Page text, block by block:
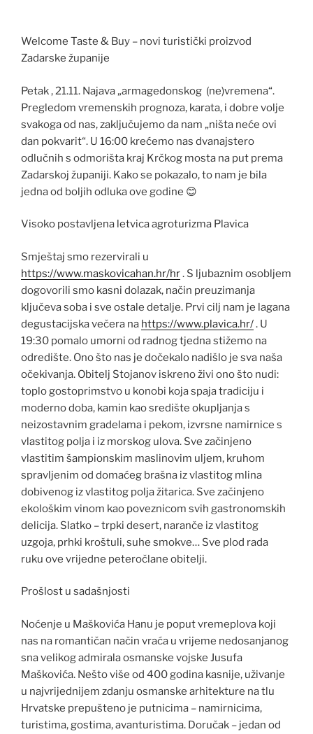
Welcome Taste & Buy – novi turistički proizvod
Zadarske županije
Petak , 21.11. Najava „armagedonskog (ne)vremena“.
Pregledom vremenskih prognoza, karata, i dobre volje
svakoga od nas, zaključujemo da nam „ništa neće ovi
dan pokvarit“. U 16:00 krećemo nas dvanajstero
odlučnih s odmorišta kraj Krčkog mosta na put prema
Zadarskoj županiji. Kako se pokazalo, to nam je bila
jedna od boljih odluka ove godine 😊
Visoko postavljena letvica agroturizma Plavica
Smještaj smo rezervirali u
https://www.maskovicahan.hr/hr. S ljubaznim osobljem
dogovorili smo kasni dolazak, način preuzimanja
ključeva soba i sve ostale detalje. Prvi cilj nam je lagana
degustacijska večera na https://www.plavica.hr/. U
19:30 pomalo umorni od radnog tjedna stižemo na
odredište. Ono što nas je dočekalo nadišlo je sva naša
očekivanja. Obitelj Stojanov iskreno živi ono što nudi:
toplo gostoprimstvo u konobi koja spaja tradiciju i
moderno doba, kamin kao središte okupljanja s
neizostavnim gradelama i pekom, izvrsne namirnice s
vlastitog polja i iz morskog ulova. Sve začinjeno
vlastitim šampionskim maslinovim uljem, kruhom
spravljenim od domaćeg brašna iz vlastitog mlina
dobivenog iz vlastitog polja žitarica. Sve začinjeno
ekološkim vinom kao poveznicom svih gastronomskih
delicija. Slatko – trpki desert, naranče iz vlastitog
uzgoja, prhki kroštuli, suhe smokve… Sve plod rada
ruku ove vrijedne peteročlane obitelji.
Prošlost u sadašnjosti
Noćenje u Maškovića Hanu je poput vremeplova koji
nas na romantičan način vraća u vrijeme nedosanjanog
sna velikog admirala osmanske vojske Jusufa
Maškovića. Nešto više od 400 godina kasnije, uživanje
u najvrijednijem zdanju osmanske arhitekture na tlu
Hrvatske prepušteno je putnicima – namirnicima,
turistima, gostima, avanturistima. Doručak – jedan od